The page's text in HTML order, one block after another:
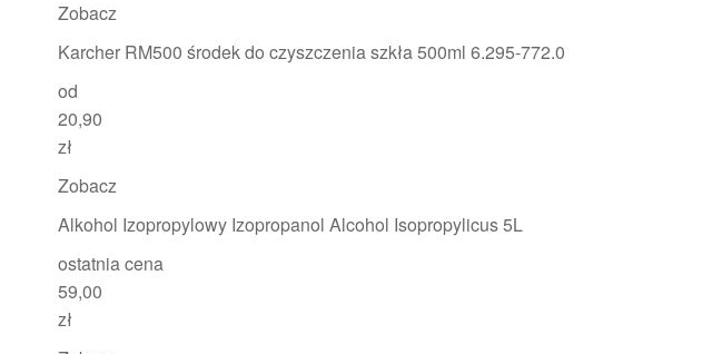
Zobacz
Karcher RM500 środek do czyszczenia szkła 500ml 6.295-772.0
od
20,90
zł
Zobacz
Alkohol Izopropylowy Izopropanol Alcohol Isopropylicus 5L
ostatnia cena
59,00
zł